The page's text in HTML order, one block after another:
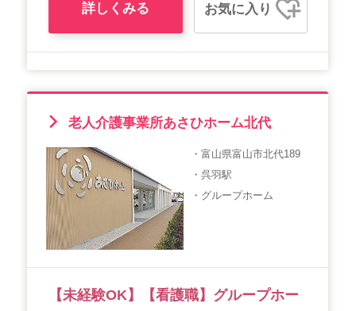
詳しくみる お気に入り
老人介護事業所あさひホーム北代
・富山県富山市北代189
・呉羽駅
・グループホーム
【未経験OK】【看護職】グループホー